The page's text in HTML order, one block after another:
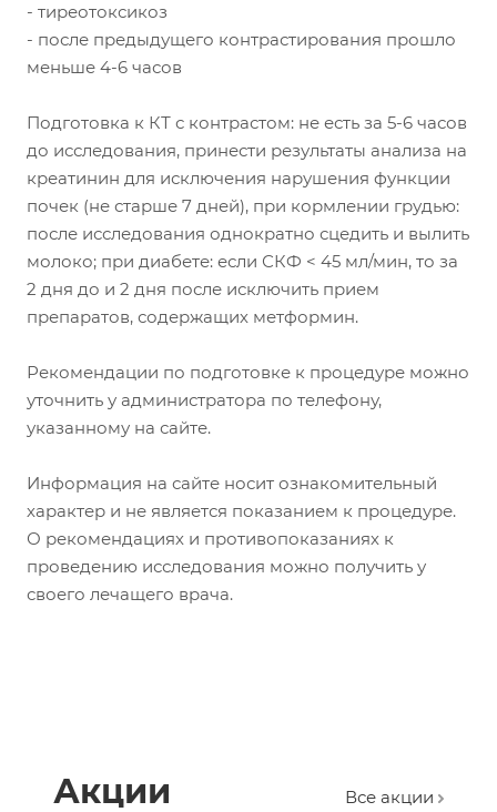
- тиреотоксикоз
- после предыдущего контрастирования прошло
меньше 4-6 часов
Подготовка к КТ с контрастом: не есть за 5-6 часов
до исследования, принести результаты анализа на
креатинин для исключения нарушения функции
почек (не старше 7 дней), при кормлении грудью:
после исследования однократно сцедить и вылить
молоко; при диабете: если СКФ < 45 мл/мин, то за
2 дня до и 2 дня после исключить прием
препаратов, содержащих метформин.
Рекомендации по подготовке к процедуре можно
уточнить у администратора по телефону,
указанному на сайте.
Информация на сайте носит ознакомительный
характер и не является показанием к процедуре.
О рекомендациях и противопоказаниях к
проведению исследования можно получить у
своего лечащего врача.
Акции Все акции